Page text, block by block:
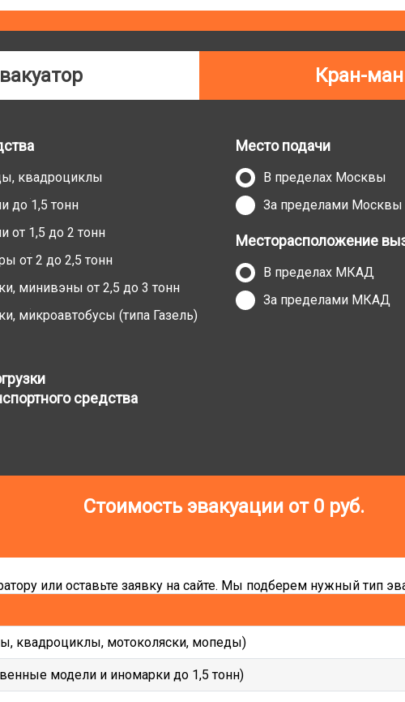
Кран-
квадроциклы
до 1,5 тонн
от 1,5 до 2 тонн
от 2 до 2,5 тонн
минивэны от 2,5 до 3 тонн
микроавтобусы (типа Газель)
Место подачи
В пределах Москвы
За пределами Москвы
Месторасположение
В пределах МКАД
За пределами МКАД
средства
Стоимость эвакуации от 0руб.
или оставьте заявку на сайте. Мы подберем нужный тип
квадроциклы, мотоколяски, мопеды)
модели и иномарки до 1,5 тонн)